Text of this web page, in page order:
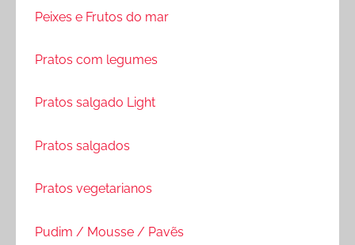
Peixes e Frutos do mar
Pratos com legumes
Pratos salgado Light
Pratos salgados
Pratos vegetarianos
Pudim / Mousse / Pavẽs